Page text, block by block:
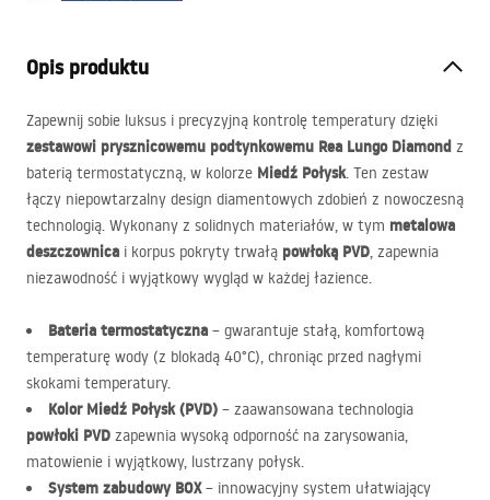
Opis produktu
Zapewnij sobie luksus i precyzyjną kontrolę temperatury dzięki
zestawowi prysznicowemu podtynkowemu Rea Lungo Diamond z
baterią termostatyczną, w kolorze Miedź Połysk. Ten zestaw
łączy niepowtarzalny design diamentowych zdobień z nowoczesną
technologią. Wykonany z solidnych materiałów, w tym metalowa
deszczownica i korpus pokryty trwałą powłoką PVD, zapewnia
niezawodność i wyjątkowy wygląd w każdej łazience.
Bateria termostatyczna – gwarantuje stałą, komfortową
temperaturę wody (z blokadą 40°C), chroniąc przed nagłymi
skokami temperatury.
Kolor Miedź Połysk (PVD) – zaawansowana technologia
powłoki PVD zapewnia wysoką odporność na zarysowania,
matowienie i wyjątkowy, lustrzany połysk.
System zabudowy BOX– innowacyjny system ułatwiający